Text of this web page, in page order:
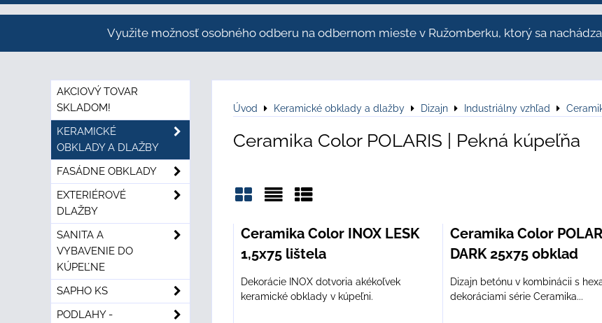
Využite možnosť osobného odberu na odbernom mieste v Ružomberku, ktorý sa
Úvod Keramické obklady a dlažby Dizajn Industriálny vzhľad
Ceramika Color POLARIS | Pekná kúpeľňa
Mriežka
Ceramika Color INOX LESK
1,5x75 lištela
Dekorácie INOX dotvoria akékoľvek
keramické obklady v kúpeľni.
Ceramika Color
DARK 25x75 obklad
Dizajn betónu v kombinácii s
dekoráciami série Ceramika...
AKCIOVÝ TOVAR
SKLADOM!
KERAMICKÉ
OBKLADY A DLAŽBY
FASÁDNE OBKLADY
EXTERIÉROVÉ
DLAŽBY
SANITA A
VYBAVENIE DO
KÚPEĽNE
SAPHO KS
PODLAHY -